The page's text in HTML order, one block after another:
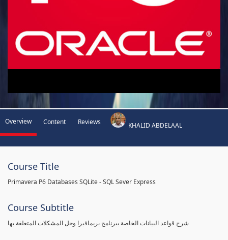
Overview Content Reviews KHALID ABDELAAL
Course Title
Primavera P6 Databases SQLite - SQL Sever Express
Course Subtitle
شرح قواعد البيانات الخاصة ببرنامج بريمافيرا وحل المشكلات المتعلقة بها